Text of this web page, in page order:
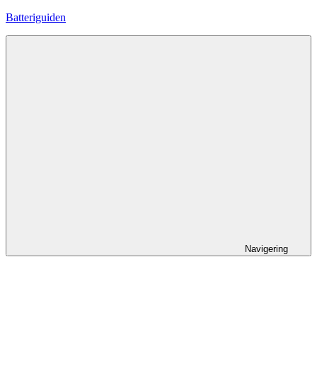
Hoppa
Batteriguiden
Navigering